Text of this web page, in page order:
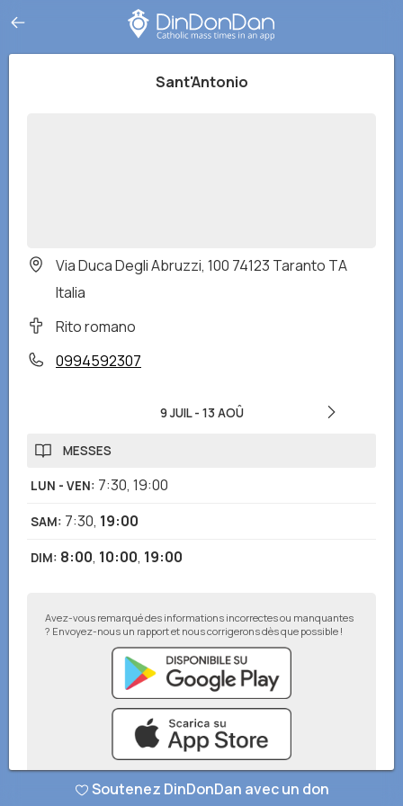
Sant'Antonio
Via Duca Degli Abruzzi, 100 74123 Taranto TA
Italia
Rito romano
0994592307
9 JUIL- 13 AOÛ
MESSES
LUN - VEN: 7:30, 19:00
SAM: 7:30, 19:00
DIM: 8:00, 10:00, 19:00
Avez-vous remarqué des informations incorrectes ou manquantes
? Envoyez-nous un rapport et nous corrigerons dès que possible !
Soutenez DinDonDan avec un don